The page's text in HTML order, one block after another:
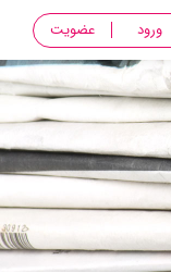
ورود عضویت